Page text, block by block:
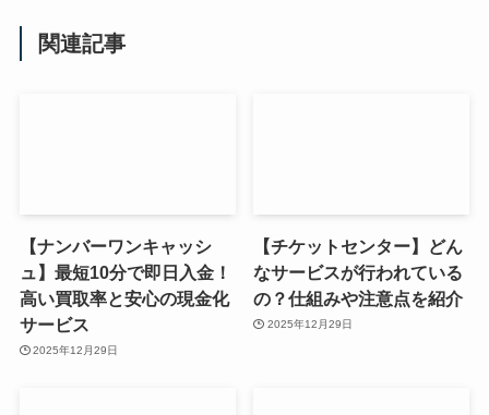
関連記事
【ナンバーワンキャッシ
ュ】最短10分で即日入金！
高い買取率と安心の現金化
サービス
2025年12月29日
【チケットセンター】どん
なサービスが行われている
の？仕組みや注意点を紹介
2025年12月29日